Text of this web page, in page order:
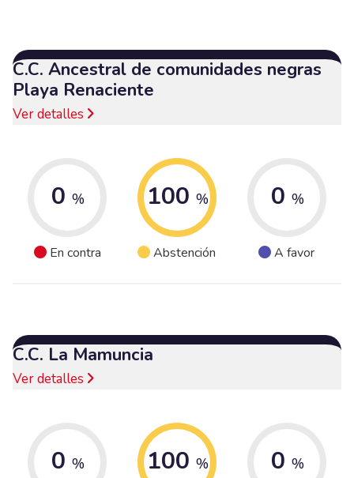
C.C. Ancestral de comunidades negras
Playa Renaciente
Ver detalles
0 %
En contra
100 %
Abstención
0 %
A favor
C.C. La Mamuncia
Ver detalles
0 % 100 % 0 %